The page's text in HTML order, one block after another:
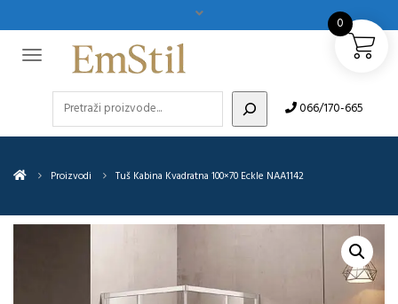
066/170-665
Proizvodi Tuš Kabina Kvadratna 100×70 Eckle NAA1142
0